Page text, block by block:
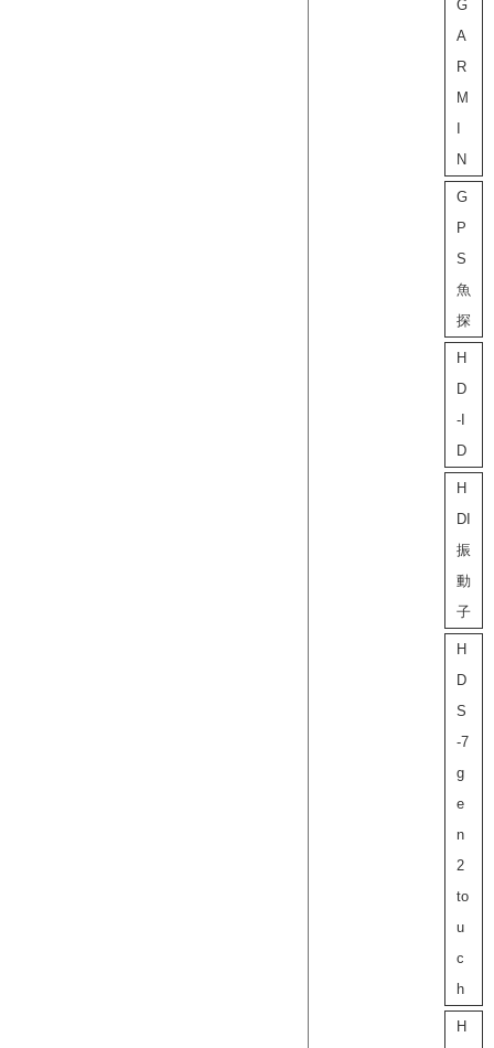
G
A
R
M
N
G
P
S
魚
探
H
D
-I
D
H
DI
振
動
子
H
D
S
-7
g
e
n
2
to
u
c
h
H